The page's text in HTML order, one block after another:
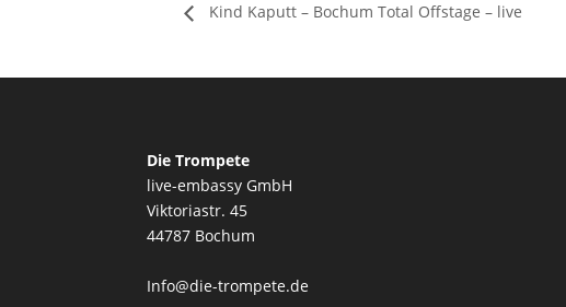
Kind Kaputt – Bochum Total Offstage – live
Die Trompete
live-embassy GmbH
Viktoriastr. 45
44787 Bochum
Info@die-trompete.de